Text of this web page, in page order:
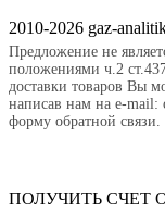
2010-2026 gaz-
Предложение не
положениями ч.2
доставки товаров Вы
написав нам на e-mail:
форму обратной связи.
ПОЛУЧИТЬ СЧЕТ